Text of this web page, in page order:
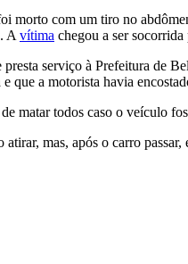
morto com um tiro no
A vítima chegou a ser
serviço à Prefeitura de
que a motorista havia
matar todos caso o veículo
atirar, mas, após o carro